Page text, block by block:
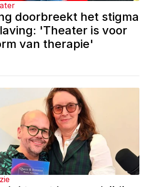
doorbreekt het stigma
'Theater is voor
van therapie'